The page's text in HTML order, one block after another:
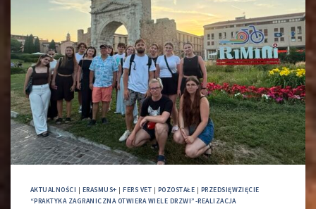
AKTUALNOŚCI | ERASMUS+ |FERS VET | POZOSTAŁE | PRZEDSIĘWZIĘCIE
“PRAKTYKA ZAGRANICZNA OTWIERA WIELE DRZWI”-REALIZACJA